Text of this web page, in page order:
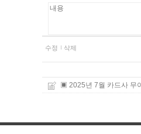
수정 삭제
▣ 2025년 7월 카드사 무